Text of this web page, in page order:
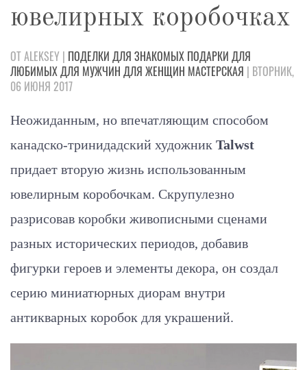
ювелирных коробочках
ОТ ALEKSEY | ПОДЕЛКИ ДЛЯ ЗНАКОМЫХ ПОДАРКИ ДЛЯ
ЛЮБИМЫХДЛЯ МУЖЧИН ДЛЯ ЖЕНЩИН МАСТЕРСКАЯ | ВТОРНИК,
06 ИЮНЯ 2017
Неожиданным, но впечатляющим способом
канадско-тринидадский художник Talwst
придает вторую жизнь использованным
ювелирным коробочкам. Скрупулезно
разрисовав коробки живописными сценами
разных исторических периодов, добавив
фигурки героев и элементы декора, он создал
серию миниатюрных диорам внутри
антикварных коробок для украшений.